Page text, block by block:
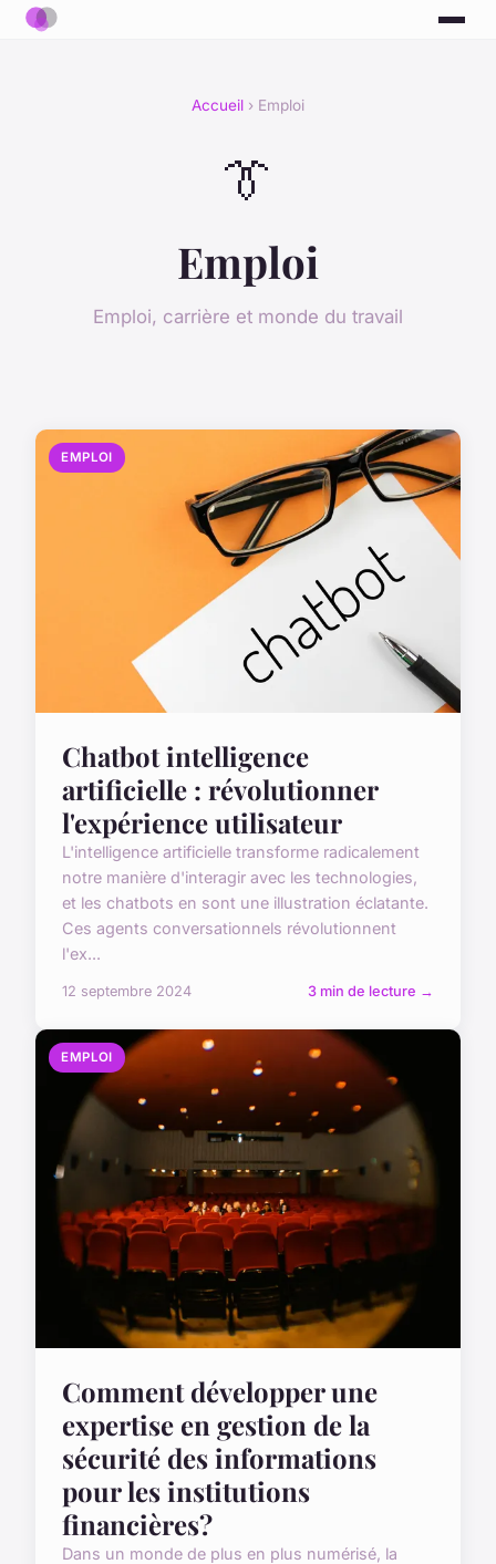
Accueil › Emploi
👔
Emploi
Emploi, carrière et monde du travail
EMPLOI
Chatbot intelligence
artificielle : révolutionner
l'expérience utilisateur
L'intelligence artificielle transforme radicalement
notre manière d'interagir avec les technologies,
et les chatbots en sont une illustration éclatante.
Ces agents conversationnels révolutionnent
l'ex...
12 septembre 2024 3 min de lecture →
EMPLOI
Comment développer une
expertise en gestion de la
sécurité des informations
pour les institutions
financières?
Dans un monde de plus en plus numérisé, la